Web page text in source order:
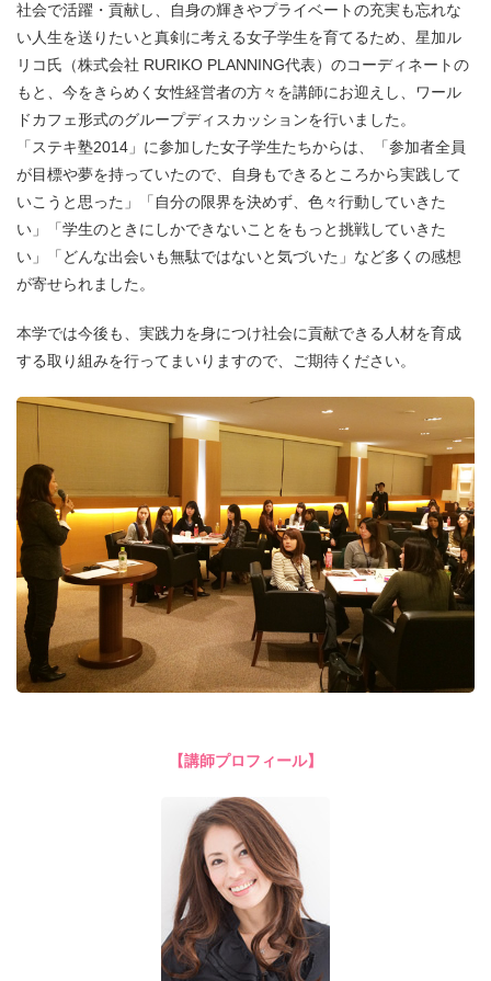
社会で活躍・貢献し、自身の輝きやプライベートの充実も忘れな
い人生を送りたいと真剣に考える女子学生を育てるため、星加ル
リコ氏（株式会社 RURIKO PLANNING代表）のコーディネートの
もと、今をきらめく女性経営者の方々を講師にお迎えし、ワール
ドカフェ形式のグループディスカッションを行いました。
「ステキ塾2014」に参加した女子学生たちからは、「参加者全員
が目標や夢を持っていたので、自身もできるところから実践して
いこうと思った」「自分の限界を決めず、色々行動していきた
い」「学生のときにしかできないことをもっと挑戦していきた
い」「どんな出会いも無駄ではないと気づいた」など多くの感想
が寄せられました。
本学では今後も、実践力を身につけ社会に貢献できる人材を育成
する取り組みを行ってまいりますので、ご期待ください。
【講師プロフィール】